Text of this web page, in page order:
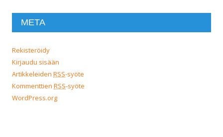
META
Rekisteröidy
Kirjaudu sisään
Artikkeleiden RSS-syöte
Kommenttien RSS-syöte
WordPress.org